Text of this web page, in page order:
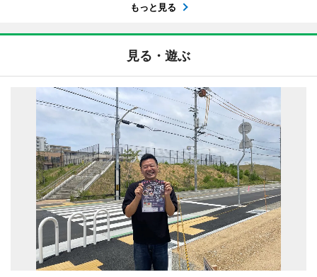
もっと見る
見る・遊ぶ